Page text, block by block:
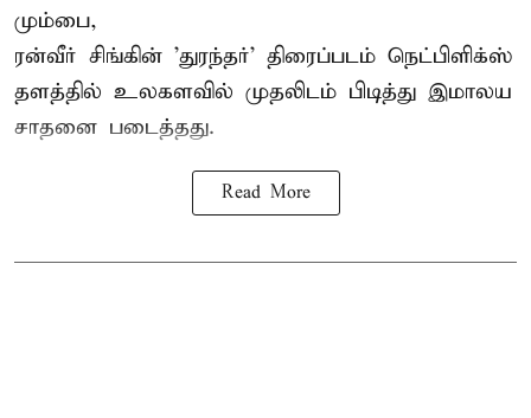
மும்பை,
ரன்வீர் சிங்கின் 'துரந்தர்' திரைப்படம் நெட்பிளிக்ஸ்
தளத்தில் உலகளவில் முதலிடம் பிடித்து இமாலய
சாதனை படைத்தது.
Read More